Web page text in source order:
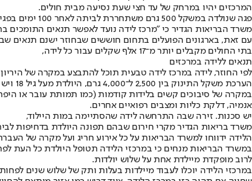
המרכזים יהיו במרחק של עד חצי שעת נסיעה מבית חולים.
פגה שנולדה במשקל 500 גרם משתחררת לביתה לאחר 100 ימים בפגייה
משרד הבריאות הגדיר כי "מרכז לידה נועד לאפשר תנאים התומכים
עם זאת, בארגונים הפועלים בתחום חוששים שבחוזר ישנם תנאים
בתי החולים מקבלים יותר מ־17 אלף שקלים עבור כל לידה,
תנאים ללידה במרכזים
הערכת משקל התינוק בין 2,500 ל־4,000 גרם, היולדת מעל גיל 18 ויש תיעוד על מעקב היריון תקין. במקרים של יולדת שסובלת ממחלות כרוניות או מחלה זיהומית - יש צורך באישור רופא מטפל ללידה במרכז לידה.
במקרה של סיבוכים קשים בלידות קודמות (כמו תמותת עובר או
אנמיה, דלקת כליות ומצבים רפואיים אחרים.
יש סכנות. זירה שבה התרחשה לידה שהסתיימה במות היילוד,
משרד בריאות הגדיר מקרי חירום שבהם תפונה היולדת בדחיפות
הלידה ידווחו למשרד הבריאות על כל אירוע חריג ועל מקרה של
במשרד הבריאות מנחים כי במרכזי הלידה תטופל היולדת כל העת
לרוב מופקדת מיילדת אחת על שלוש יולדות.
במרכזי הלידה יוכלו לעבוד מיילדות בעלות ותק של שלוש שנים